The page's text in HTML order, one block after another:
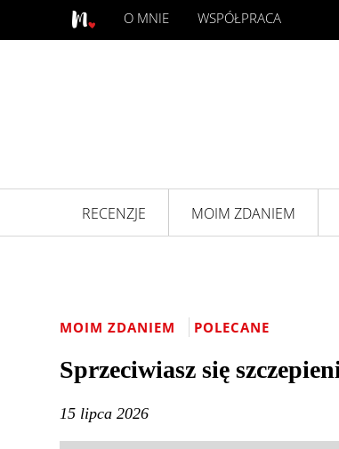
O MNIE WSPÓŁPRACA
RECENZJE MOIM ZDANIEM
MOIM ZDANIEM POLECANE
Sprzeciwiasz się
15 lipca 2026